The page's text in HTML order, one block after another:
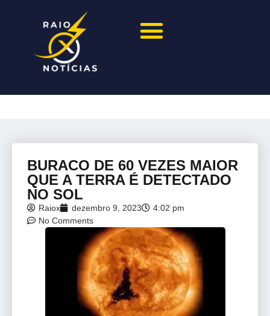
BURACO DE 60 VEZES MAIOR
QUE A TERRA É DETECTADO
NO SOL
Raiox dezembro 9, 2023
4:02 pm
No Comments